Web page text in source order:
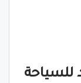
للسياحة